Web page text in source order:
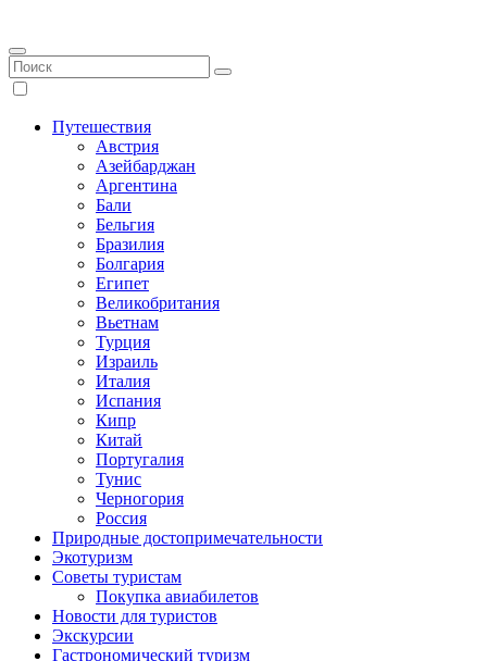
Путешествия
Австрия
Азейбарджан
Аргентина
Бали
Бельгия
Бразилия
Болгария
Египет
Великобритания
Вьетнам
Турция
Израиль
Италия
Испания
Кипр
Китай
Португалия
Тунис
Черногория
Россия
Природные достопримечательности
Экотуризм
Советы туристам
Покупка авиабилетов
Новости для туристов
Экскурсии
Гастрономический туризм